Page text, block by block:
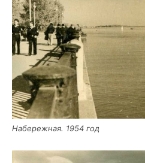
Набе­реж­ная. 1954 год